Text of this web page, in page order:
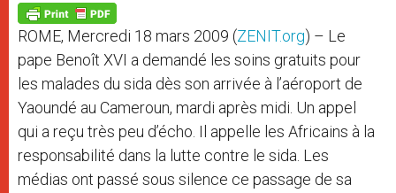
p
p
g
e
r
o
k
ROME, Mercredi 18 mars 2009 (ZENIT.org) – Le
pape Benoît XVI a demandé les soins gratuits pour
les malades du sida dès son arrivée à l’aéroport de
Yaoundé au Cameroun, mardi après midi. Un appel
qui a reçu très peu d’écho. Il appelle les Africains à la
responsabilité dans la lutte contre le sida. Les
médias ont passé sous silence ce passage de sa